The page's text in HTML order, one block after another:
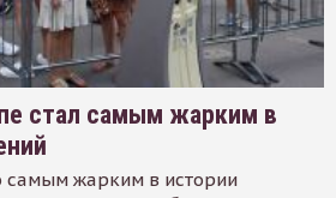
стал самым жарким в
самым жарким в истории